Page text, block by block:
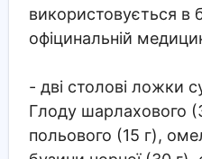
використовується в
офіцинальній
- дві столові ложки
Глоду шарлахового
польового (15 г),